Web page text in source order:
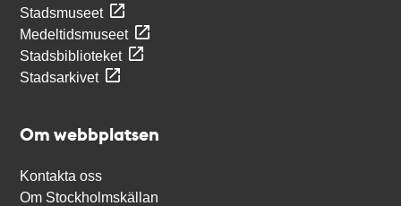
Stadsmuseet
Medeltidsmuseet
Stadsbiblioteket
Stadsarkivet
Om webbplatsen
Kontakta oss
Om Stockholmskällan